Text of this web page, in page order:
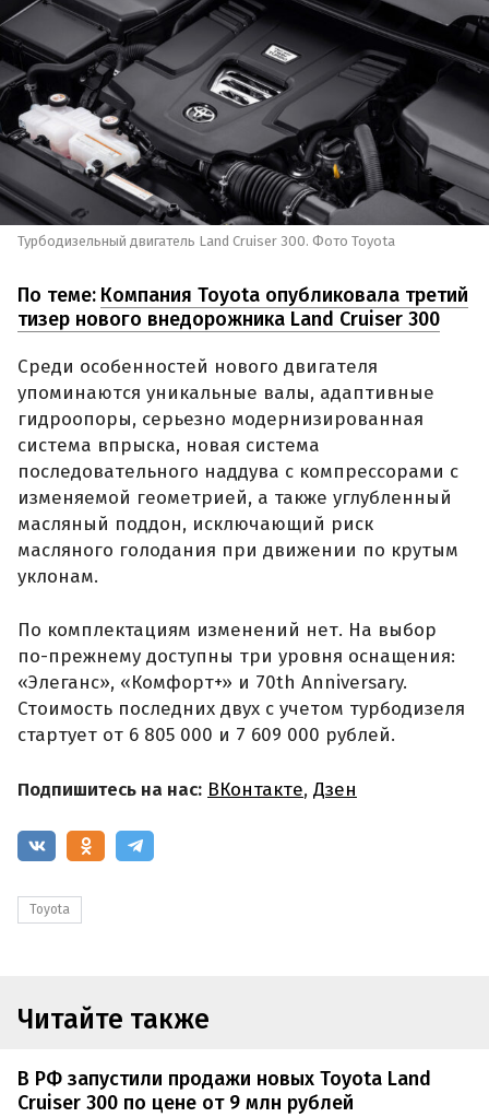
Турбодизельный двигатель Land Cruiser 300. Фото Toyota
По теме: Компания Toyota опубликовала третий
тизер нового внедорожника Land Cruiser 300
Среди особенностей нового двигателя
упоминаются уникальные валы, адаптивные
гидроопоры, серьезно модернизированная
система впрыска, новая система
последовательного наддува с компрессорами с
изменяемой геометрией, а также углубленный
масляный поддон, исключающий риск
масляного голодания при движении по крутым
уклонам.
По комплектациям изменений нет. На выбор
по-прежнему доступны три уровня оснащения:
«Элеганс», «Комфорт+» и 70th Anniversary.
Стоимость последних двух с учетом турбодизеля
стартует от 6 805 000 и 7 609 000 рублей.
Подпишитесь на нас: ВКонтакте, Дзен
Toyota
Читайте также
В РФ запустили продажи новых Toyota Land
Cruiser 300 по цене от 9 млн рублей